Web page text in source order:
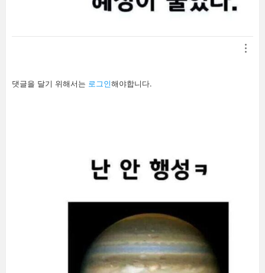
답
글
댓글을 달기 위해서는 로그인해야합니다.